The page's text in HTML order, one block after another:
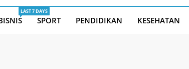
LAST 7 DAYS
SPORT PENDIDIKAN KESEHATAN